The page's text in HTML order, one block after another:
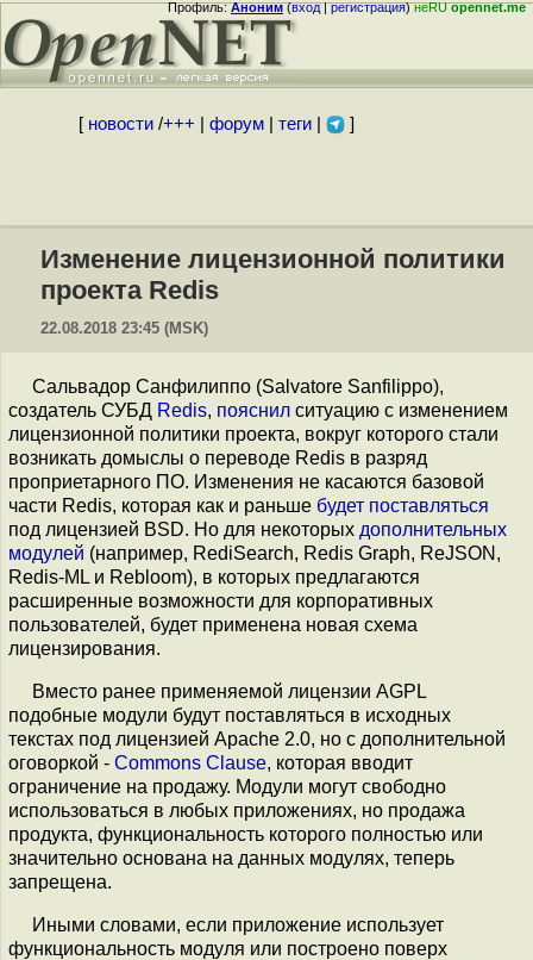
Профиль:Аноним(вход|регистрация)неRUopennet.me
[ новости/+++ форум| теги| ]
Изменение лицензионной политики
проекта Redis
22.08.2018 23:45 (MSK)
Сальвадор Санфилиппо (Salvatore Sanfilippo),
создатель СУБД Redis, пояснил ситуацию с изменением
лицензионной политики проекта, вокруг которого стали
возникать домыслы о переводе Redis в разряд
проприетарного ПО. Изменения не касаются базовой
части Redis, которая как и раньше будет поставляться
под лицензией BSD. Но для некоторых дополнительных
модулей (например, RediSearch, Redis Graph, ReJSON,
Redis-ML и Rebloom), в которых предлагаются
расширенные возможности для корпоративных
пользователей, будет применена новая схема
лицензирования.
Вместо ранее применяемой лицензии AGPL
подобные модули будут поставляться в исходных
текстах под лицензией Apache 2.0, но с дополнительной
оговоркой - Commons Clause, которая вводит
ограничение на продажу. Модули могут свободно
использоваться в любых приложениях, но продажа
продукта, функциональность которого полностью или
значительно основана на данных модулях, теперь
запрещена.
Иными словами, если приложение использует
функциональность модуля или построено поверх